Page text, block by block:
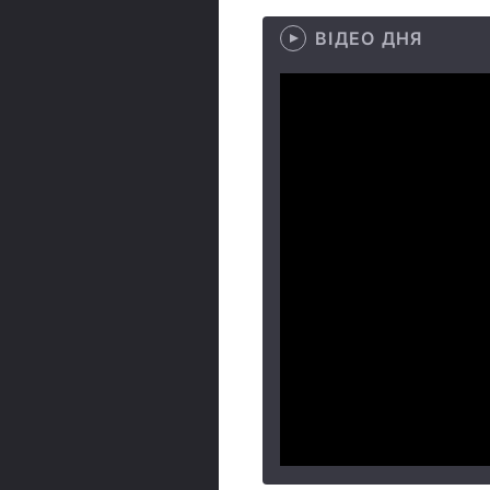
ВІДЕО ДНЯ